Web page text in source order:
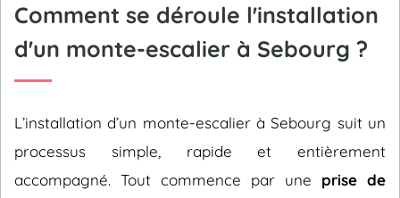
Comment se déroule l'installation
d'un monte-escalier à Sebourg ?
L’installation d’un monte-escalier à Sebourg suit un
processus simple, rapide et entièrement
accompagné. Tout commence par une prise de